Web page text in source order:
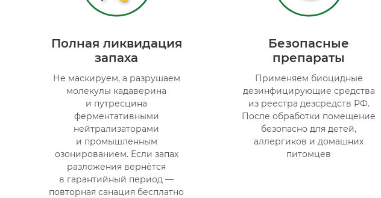
Полная ликвидация
запаха
Не маскируем, а разрушаем
молекулы кадаверина
и путресцина
ферментативными
нейтрализаторами
и промышленным
озонированием. Если запах
разложения вернётся
в гарантийный период —
повторная санация бесплатно
Безопасные
препараты
Применяем биоцидные
дезинфицирующие средства
из реестра дезсредств РФ.
После обработки помещение
безопасно для детей,
аллергиков и домашних
питомцев